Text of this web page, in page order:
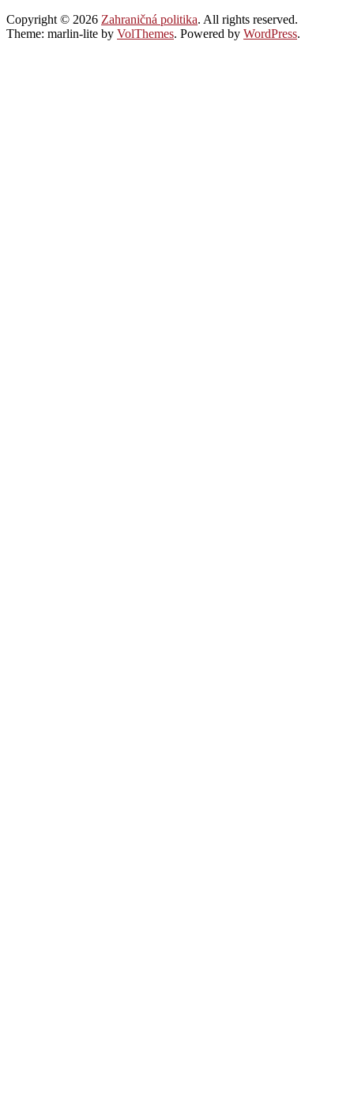
Copyright © 2026 Zahraničná politika. All rights reserved.
Theme: marlin-lite by VolThemes. Powered by WordPress.